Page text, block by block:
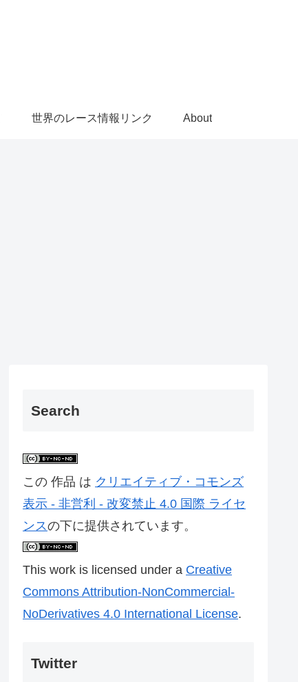
世界のレース情報リンク About
Search
この 作品 は クリエイティブ・コモンズ
表示 - 非営利 - 改変禁止 4.0 国際 ライセ
ンスの下に提供されています。
This work is licensed under a Creative
Commons Attribution-NonCommercial-
NoDerivatives 4.0 International License.
Twitter